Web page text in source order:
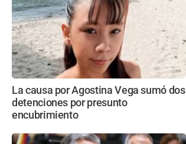
La causa por Agostina Vega sumó dos
detenciones por presunto
encubrimiento